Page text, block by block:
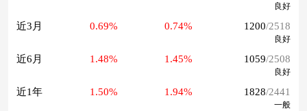
良好
近3月 0.69% 0.74% 1200/2518
良好
近6月 1.48% 1.45% 1059/2508
良好
近1年 1.50% 1.94% 1828/2441
一般